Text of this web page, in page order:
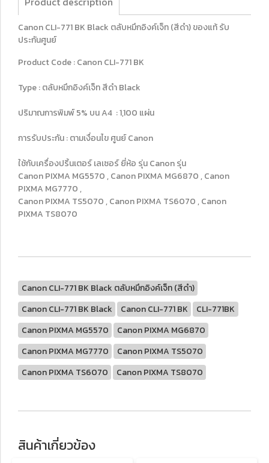
Canon CLI-771 BK Black ตลับหมึกอิงค์เจ็ท (สีดำ) ของแท้ รับ
ประกันศูนย์
Product Code : Canon CLI-771 BK
Type : ตลับหมึกอิงค์เจ็ท สีดำ Black
ปริมาณการพิมพ์ 5% บน A4 : 1,100 แผ่น
การรับประกัน : ตามเงื่อนไข ศูนย์ Canon
ใช้กับเครื่องปริ้นเตอร์ เลเซอร์ ยี่ห้อ รุ่น Canon รุ่น
Canon PIXMA MG5570 , Canon PIXMA MG6870 , Canon
PIXMA MG7770 ,
Canon PIXMA TS5070 , Canon PIXMA TS6070 , Canon
PIXMA TS8070
Canon CLI-771 BK Black ตลับหมึกอิงค์เจ็ท (สีดำ)
Canon CLI-771 BK Black
Canon CLI-771 BK
CLI-771BK
Canon PIXMA MG5570
Canon PIXMA MG6870
Canon PIXMA MG7770
Canon PIXMA TS5070
Canon PIXMA TS6070
Canon PIXMA TS8070
สินค้าเกี่ยวข้อง